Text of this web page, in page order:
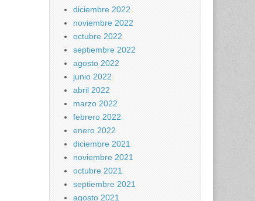
diciembre 2022
noviembre 2022
octubre 2022
septiembre 2022
agosto 2022
junio 2022
abril 2022
marzo 2022
febrero 2022
enero 2022
diciembre 2021
noviembre 2021
octubre 2021
septiembre 2021
agosto 2021